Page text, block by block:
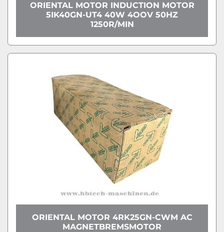
ORIENTAL MOTOR INDUCTION MOTOR
5IK40GN-UT4 40W 4OOV 50HZ
1250R/MIN
ORIENTAL MOTOR 4RK25GN-CWM AC
MAGNETBREMSMOTOR